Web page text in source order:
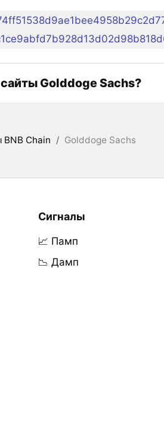
Golddoge Sachs?
BNB Chain / Golddoge Sachs
Сигналы
📈 Памп
📉 Дамп